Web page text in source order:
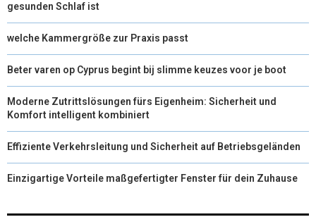
gesunden Schlaf ist
welche Kammergröße zur Praxis passt
Beter varen op Cyprus begint bij slimme keuzes voor je boot
Moderne Zutrittslösungen fürs Eigenheim: Sicherheit und
Komfort intelligent kombiniert
Effiziente Verkehrsleitung und Sicherheit auf Betriebsgeländen
Einzigartige Vorteile maßgefertigter Fenster für dein Zuhause